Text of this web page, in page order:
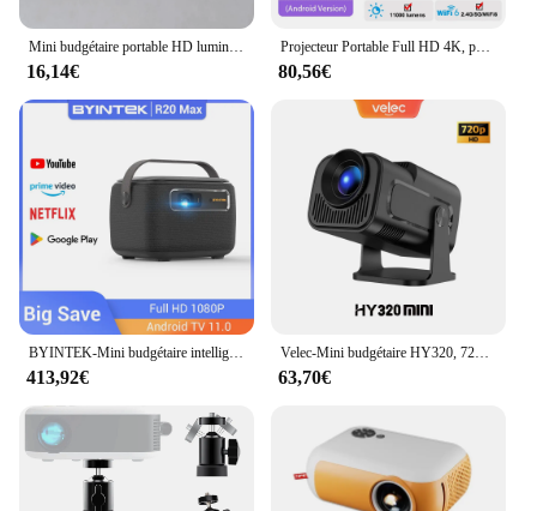
Mini budgétaire portable HD lumineux, compact et portable, préparation 3D, télécommande compatible multi-appareils, 3000 + lumens
16,14€
Projecteur Portable Full HD 4K, pour Home Cinéma, Compatible avec Android, Wi-Fi, 3D, Faisceau TD80, pour Réunion, Vidéo, Film PK HY320
80,56€
413,92€
Velec-Mini budgétaire HY320, 720P, Android 11, 4K, 300ANSI, WiFi 6, BTpig, maison, extérieur, rotatif à 180 °, diversifié, natif
63,70€